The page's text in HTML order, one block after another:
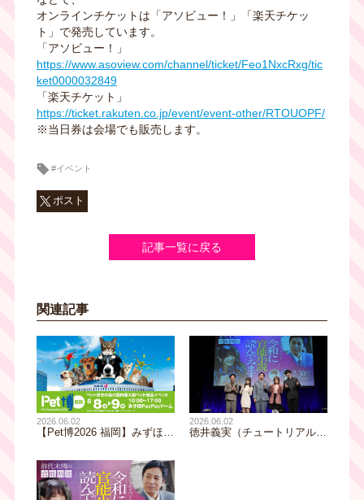
オンラインチケットは「アソビュー！」「楽天チケッ
ト」で発売しています。
「アソビュー！」
https://www.asoview.com/channel/ticket/Feo1NxcRxg/tic
ket0000032849
「楽天チケット」
https://ticket.rakuten.co.jp/event/event-other/RTOUOPF/
※当日券は会場でも販売します。
#イベント
ポスト
記事一覧に戻る
関連記事
2026.06.02
【Pet博2026 福岡】みずほ
版！８月８日（土）・９日
（日）どうぶつ好きはドーム
に集合
2026.06.02
徳井義実（チュートリアル）